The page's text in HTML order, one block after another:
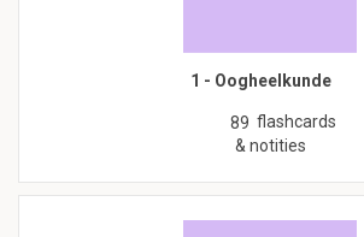
1 - Oogheelkunde
89 flashcards
& notities